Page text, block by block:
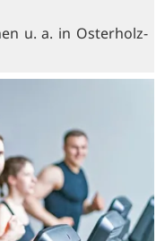
u. a. in Osterholz-